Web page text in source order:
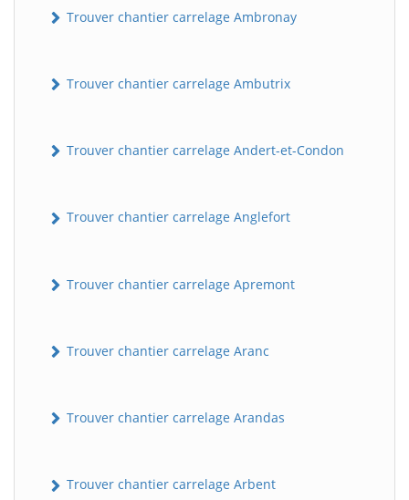
Trouver chantier carrelage Ambronay
Trouver chantier carrelage Ambutrix
Trouver chantier carrelage Andert-et-Condon
Trouver chantier carrelage Anglefort
Trouver chantier carrelage Apremont
Trouver chantier carrelage Aranc
Trouver chantier carrelage Arandas
Trouver chantier carrelage Arbent